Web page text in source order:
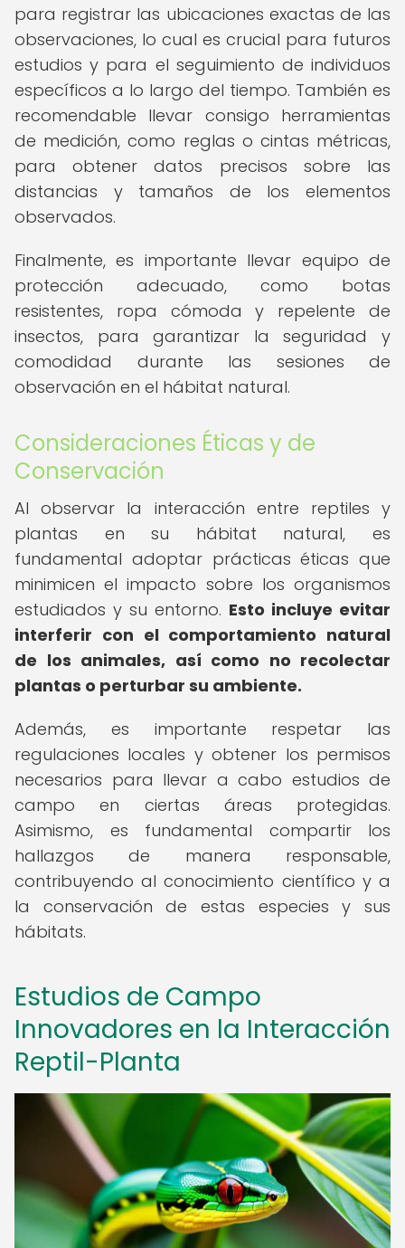
para registrar las ubicaciones exactas de las
observaciones, lo cual es crucial para futuros
estudios y para el seguimiento de individuos
específicos a lo largo del tiempo. También es
recomendable llevar consigo herramientas
de medición, como reglas o cintas métricas,
para obtener datos precisos sobre las
distancias y tamaños de los elementos
observados.
Finalmente, es importante llevar equipo de
protección adecuado, como botas
resistentes, ropa cómoda y repelente de
insectos, para garantizar la seguridad y
comodidad durante las sesiones de
observación en el hábitat natural.
Consideraciones Éticas y de
Conservación
Al observar la interacción entre reptiles y
plantas en su hábitat natural, es
fundamental adoptar prácticas éticas que
minimicen el impacto sobre los organismos
estudiados y su entorno. Esto incluye evitar
interferir con el comportamiento natural
de los animales, así como no recolectar
plantas o perturbar su ambiente.
Además, es importante respetar las
regulaciones locales y obtener los permisos
necesarios para llevar a cabo estudios de
campo en ciertas áreas protegidas.
Asimismo, es fundamental compartir los
hallazgos de manera responsable,
contribuyendo al conocimiento científico y a
la conservación de estas especies y sus
hábitats.
Estudios de Campo
Innovadores en la Interacción
Reptil-Planta